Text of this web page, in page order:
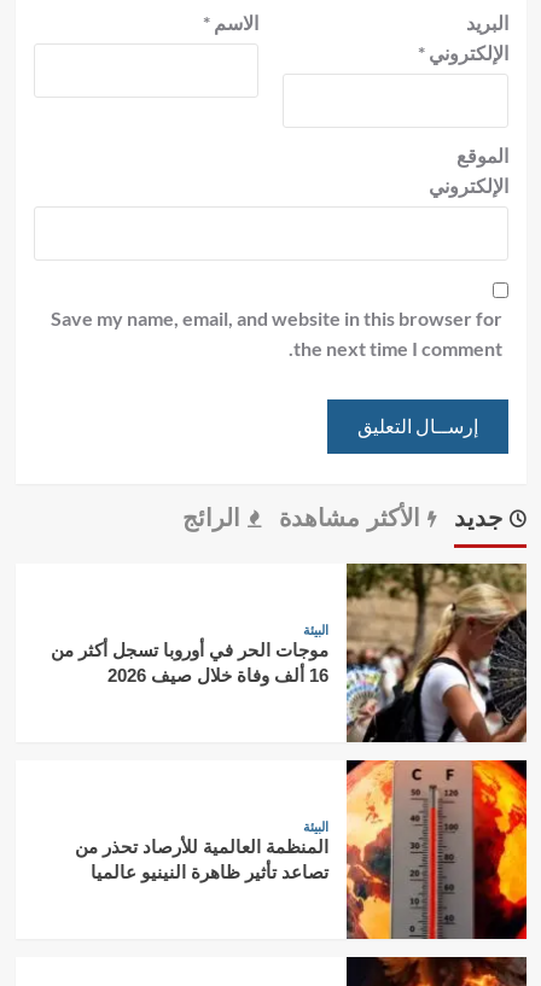
الاسم *
البريد
الإلكتروني*
الموقع
الإلكتروني
Save my name, email, and website in this browser for
the next time I comment.
جديد الأكثر مشاهدة الرائج
البيئة
موجات الحر في أوروبا تسجل أكثر من
16 ألف وفاة خلال صيف 2026
البيئة
المنظمة العالمية للأرصاد تحذر من
تصاعد تأثير ظاهرة النينيو عالميا